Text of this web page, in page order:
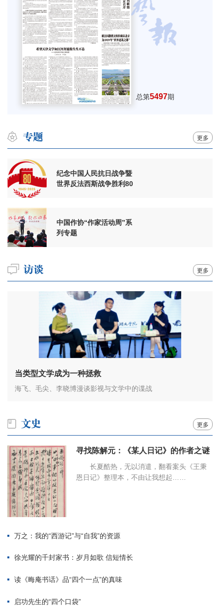
总第5497期
更多
纪念中国人民抗日战争暨
世界反法西斯战争胜利80
中国作协“作家活动周”系
列专题
更多
当类型文学成为一种拯救
海飞、毛尖、李晓博漫谈影视与文学中的谍战
更多
寻找陈解元：《某人日记》的作者之谜
长夏酷热，无以消遣，翻看案头《王秉
恩日记》整理本，不由让我想起……
万之：我的“西游记”与“自我”的资源
徐光耀的千封家书：岁月如歌 信短情长
读《晦庵书话》品“四个一点”的真味
启功先生的“四个口袋”